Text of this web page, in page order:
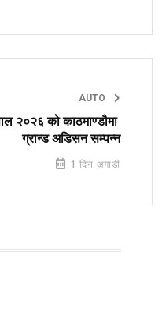
AUTO
२०२६ को काठमाण्डौमा
ग्रान्ड अडिसन सम्पन्न
1 दिन अगाडी